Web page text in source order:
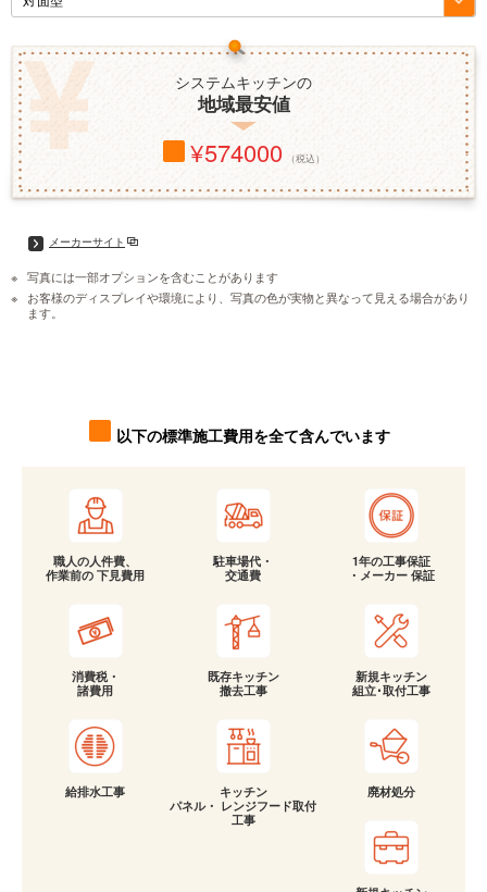
システムキッチンの
地域最安値
574000 （税込）
メーカーサイト
写真には一部オプションを含むことがあります
お客様のディスプレイや環境により、写真の色が実物と異なって見える場合があり
ます。
以下の標準施工費用を全て含んでいます
職人の人件費、
作業前の 下見費用
駐車場代・
交通費
1年の工事保証
・メーカー 保証
消費税・
諸費用
既存キッチン
撤去工事
新規キッチン
組立･取付工事
給排水工事
キッチン
パネル・ レンジフード取付
工事
廃材処分